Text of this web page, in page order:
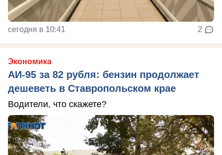
сегодня в 10:41 2
Экономика
АИ-95 за 82 рубля: бензин продолжает
дешеветь в Ставропольском крае
Водители, что скажете?